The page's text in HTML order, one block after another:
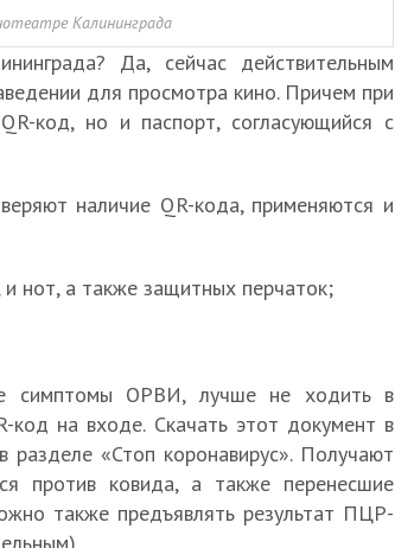
Калининграда
Да, сейчас действительным
для просмотра кино. Причем при
код, но и паспорт, согласующийся с
наличие QR-кода, применяются и
нот, а также защитных перчаток;
симптомы ОРВИ, лучше не ходить в
код на входе. Скачать этот документ в
«Стоп коронавирус». Получают
против ковида, а также перенесшие
также предъявлять результат ПЦР-